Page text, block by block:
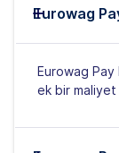
Eurowag
Eurowag
ek bir